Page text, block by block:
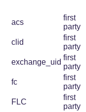
acs
first
party
clid
first
party
exchange_uid
first
party
fc
first
party
FLC
first
party